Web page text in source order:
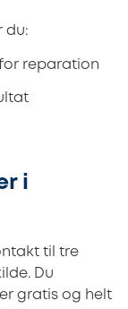
du:
reparation
i
til tre
Du
gratis og helt